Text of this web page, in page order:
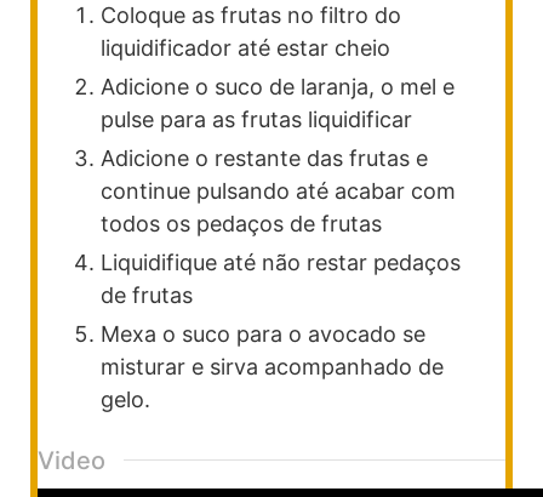
Coloque as frutas no filtro do
liquidificador até estar cheio
Adicione o suco de laranja, o mel e
pulse para as frutas liquidificar
Adicione o restante das frutas e
continue pulsando até acabar com
todos os pedaços de frutas
Liquidifique até não restar pedaços
de frutas
Mexa o suco para o avocado se
misturar e sirva acompanhado de
gelo.
Video